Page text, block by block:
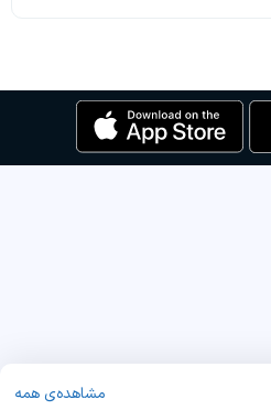
مشاهده‌ی همه